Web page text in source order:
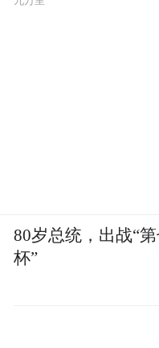
80岁总统，出战“
杯”